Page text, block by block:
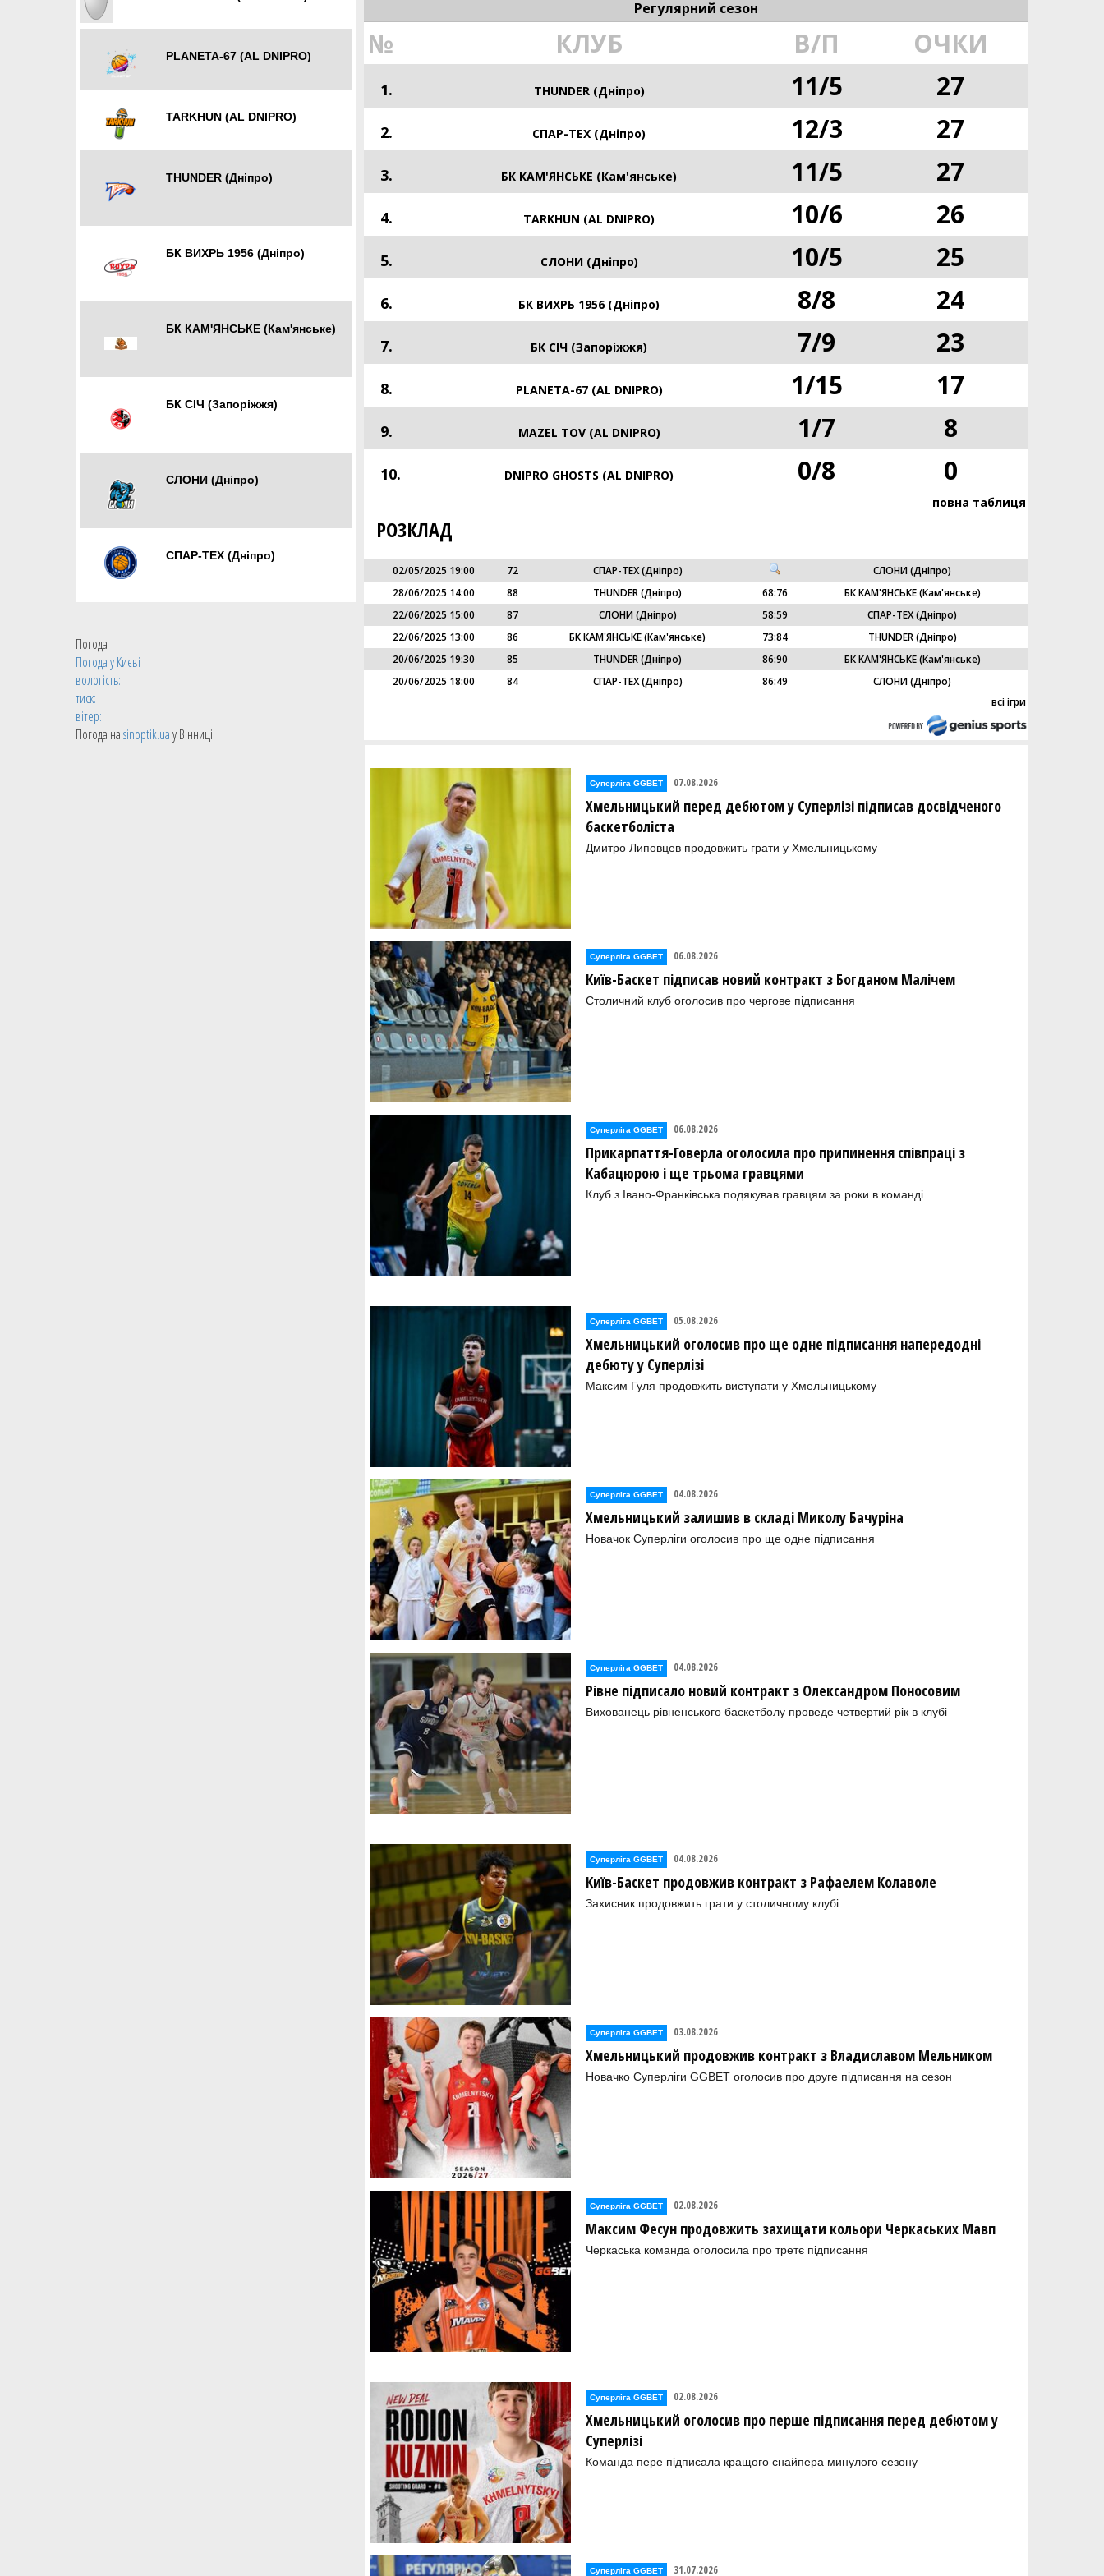
PLANETA-67 (AL DNIPRO)
TARKHUN (AL DNIPRO)
THUNDER (Дніпро)
БК ВИХРЬ 1956 (Дніпро)
БК КАМ'ЯНСЬКЕ (Кам'янське)
БК СІЧ (Запоріжжя)
СЛОНИ (Дніпро)
СПАР-ТЕХ (Дніпро)
Погода
Погода уКиєві
вологість:
тиск:
вітер:
Погода наsinoptik.uaу Вінниці
Регулярний сезон
№ КЛУБ В/П ОЧКИ
1. THUNDER (Дніпро) 11/5 27
2. СПАР-ТЕХ (Дніпро) 12/3 27
3. БК КАМ'ЯНСЬКЕ (Кам'янське) 11/5 27
4. TARKHUN (AL DNIPRO) 10/6 26
5. СЛОНИ (Дніпро) 10/5 25
6. БК ВИХРЬ 1956 (Дніпро) 8/8 24
7. БК СІЧ (Запоріжжя) 7/9 23
8. PLANETA-67 (AL DNIPRO) 1/15 17
9. MAZEL TOV (AL DNIPRO) 1/7 8
10. DNIPRO GHOSTS (AL DNIPRO) 0/8 0
повна таблиця
РОЗКЛАД
02/05/2025 19:00 72 СПАР-ТЕХ (Дніпро)
СЛОНИ (Дніпро)
28/06/2025 14:00
88 THUNDER (Дніпро) 68:76
БК КАМ'ЯНСЬКЕ (Кам'янське)
22/06/2025 15:00
87 СЛОНИ (Дніпро) 58:59
СПАР-ТЕХ (Дніпро)
22/06/2025 13:00
86 БК КАМ'ЯНСЬКЕ (Кам'янське) 73:84
THUNDER (Дніпро)
20/06/2025 19:30
85 THUNDER (Дніпро) 86:90
БК КАМ'ЯНСЬКЕ (Кам'янське)
20/06/2025 18:00
84 СПАР-ТЕХ (Дніпро) 86:49
СЛОНИ (Дніпро)
всі ігри
Суперліга GGBET 07.08.2026
Хмельницький перед дебютом у Суперлізі підписав досвідченого
баскетболіста
Дмитро Липовцев продовжить грати у Хмельницькому
Суперліга GGBET 06.08.2026
Київ-Баскет підписав новий контракт з Богданом Малічем
Столичний клуб оголосив про чергове підписання
Суперліга GGBET 06.08.2026
Прикарпаття-Говерла оголосила про припинення співпраці з
Кабацюрою і ще трьома гравцями
Клуб з Івано-Франківська подякував гравцям за роки в команді
Суперліга GGBET 05.08.2026
Хмельницький оголосив про ще одне підписання напередодні
дебюту у Суперлізі
Максим Гуля продовжить виступати у Хмельницькому
Суперліга GGBET 04.08.2026
Хмельницький залишив в складі Миколу Бачуріна
Новачок Суперліги оголосив про ще одне підписання
Суперліга GGBET 04.08.2026
Рівне підписало новий контракт з Олександром Поносовим
Вихованець рівненського баскетболу проведе четвертий рік в клубі
Суперліга GGBET 04.08.2026
Київ-Баскет продовжив контракт з Рафаелем Колаволе
Захисник продовжить грати у столичному клубі
Суперліга GGBET 03.08.2026
Хмельницький продовжив контракт з Владиславом Мельником
Новачко Суперліги GGBET оголосив про друге підписання на сезон
Суперліга GGBET 02.08.2026
Максим Фесун продовжить захищати кольори Черкаських Мавп
Черкаська команда оголосила про третє підписання
Суперліга GGBET 02.08.2026
Хмельницький оголосив про перше підписання перед дебютом у
Суперлізі
Команда пере підписала кращого снайпера минулого сезону
Суперліга GGBET 31.07.2026